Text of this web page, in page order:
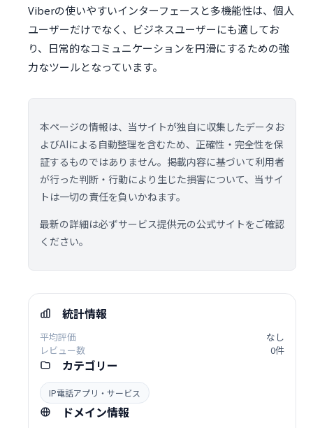
Viberの使いやすいインターフェースと多機能性は、個人
ユーザーだけでなく、ビジネスユーザーにも適してお
り、日常的なコミュニケーションを円滑にするための強
力なツールとなっています。
本ページの情報は、当サイトが独自に収集したデータお
よびAIによる自動整理を含むため、正確性・完全性を保
証するものではありません。掲載内容に基づいて利用者
が行った判断・行動により生じた損害について、当サイ
トは一切の責任を負いかねます。
最新の詳細は必ずサービス提供元の公式サイトをご確認
ください。
統計情報
平均評価
なし
レビュー数
0件
カテゴリー
IP電話アプリ・サービス
ドメイン情報